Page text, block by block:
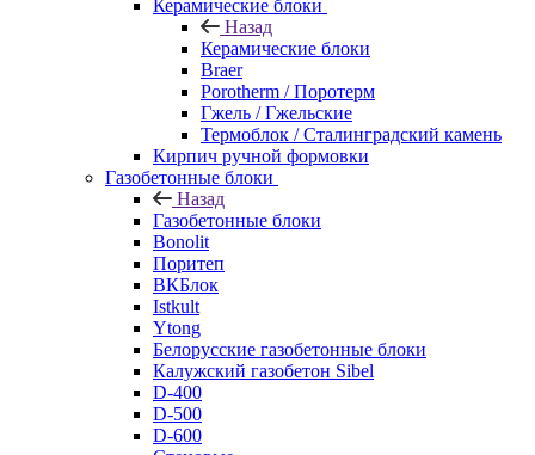
Керамические блоки
Назад
Керамические блоки
Braer
Porotherm / Поротерм
Гжель / Гжельские
Термоблок / Сталинградский камень
Кирпич ручной формовки
Газобетонные блоки
Назад
Газобетонные блоки
Bonolit
Поритеп
ВКБлок
Istkult
Ytong
Белорусские газобетонные блоки
Калужский газобетон Sibel
D-400
D-500
D-600